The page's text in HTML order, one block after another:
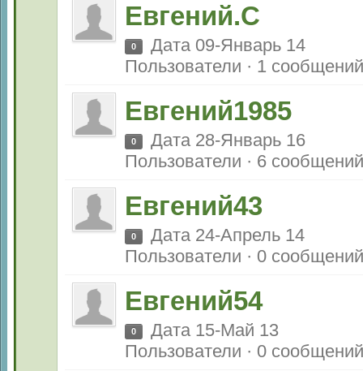
Евгений.С
0
Дата 09-Январь 14
Пользователи · 1 сообщений
Евгений1985
0
Дата 28-Январь 16
Пользователи · 6 сообщений
Евгений43
0
Дата 24-Апрель 14
Пользователи · 0 сообщений
Евгений54
0
Дата 15-Май 13
Пользователи · 0 сообщений